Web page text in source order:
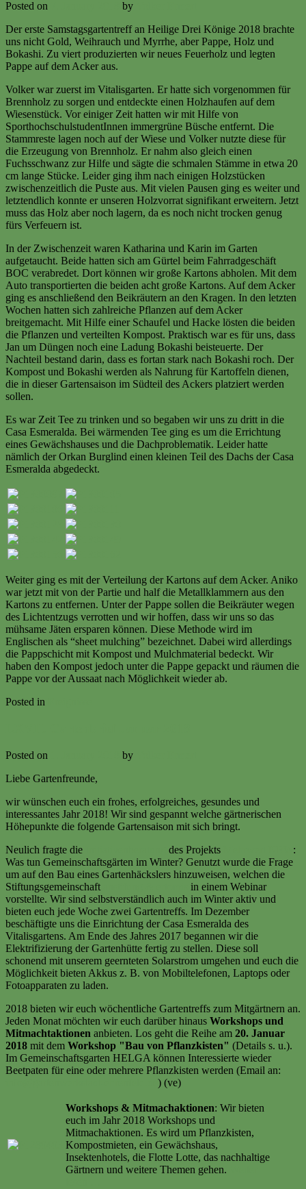
Posted on by
Der erste Samstagsgartentreff an Heilige Drei Könige 2018 brachte
uns nicht Gold, Weihrauch und Myrrhe, aber Pappe, Holz und
Bokashi. Zu viert produzierten wir neues Feuerholz und legten
Pappe auf dem Acker aus.
Volker war zuerst im Vitalisgarten. Er hatte sich vorgenommen für
Brennholz zu sorgen und entdeckte einen Holzhaufen auf dem
Wiesenstück. Vor einiger Zeit hatten wir mit Hilfe von
SporthochschulstudentInnen immergrüne Büsche entfernt. Die
Stammreste lagen noch auf der Wiese und Volker nutzte diese für
die Erzeugung von Brennholz. Er nahm also gleich einen
Fuchsschwanz zur Hilfe und sägte die schmalen Stämme in etwa 20
cm lange Stücke. Leider ging ihm nach einigen Holzstücken
zwischenzeitlich die Puste aus. Mit vielen Pausen ging es weiter und
letztendlich konnte er unseren Holzvorrat signifikant erweitern. Jetzt
muss das Holz aber noch lagern, da es noch nicht trocken genug
fürs Verfeuern ist.
In der Zwischenzeit waren Katharina und Karin im Garten
aufgetaucht. Beide hatten sich am Gürtel beim Fahrradgeschäft
BOC verabredet. Dort können wir große Kartons abholen. Mit dem
Auto transportierten die beiden acht große Kartons. Auf dem Acker
ging es anschließend den Beikräutern an den Kragen. In den letzten
Wochen hatten sich zahlreiche Pflanzen auf dem Acker
breitgemacht. Mit Hilfe einer Schaufel und Hacke lösten die beiden
die Pflanzen und verteilten Kompost. Praktisch war es für uns, dass
Jan um Düngen noch eine Ladung Bokashi beisteuerte. Der
Nachteil bestand darin, dass es fortan stark nach Bokashi roch. Der
Kompost und Bokashi werden als Nahrung für Kartoffeln dienen,
die in dieser Gartensaison im Südteil des Ackers platziert werden
sollen.
Es war Zeit Tee zu trinken und so begaben wir uns zu dritt in die
Casa Esmeralda. Bei wärmenden Tee ging es um die Errichtung
eines Gewächshauses und die Dachproblematik. Leider hatte
nämlich der Orkan Burglind einen kleinen Teil des Dachs der Casa
Esmeralda abgedeckt.
Weiter ging es mit der Verteilung der Kartons auf dem Acker. Aniko
war jetzt mit von der Partie und half die Metallklammern aus den
Kartons zu entfernen. Unter der Pappe sollen die Beikräuter wegen
des Lichtentzugs verrotten und wir hoffen, dass wir uns so das
mühsame Jäten ersparen können. Diese Methode wird im
Englischen als “sheet mulching” bezeichnet. Dabei wird allerdings
die Pappschicht mit Kompost und Mulchmaterial bedeckt. Wir
haben den Kompost jedoch unter die Pappe gepackt und räumen die
Pappe vor der Aussaat nach Möglichkeit wieder ab.
Posted in
Posted on by
Liebe Gartenfreunde,
wir wünschen euch ein frohes, erfolgreiches, gesundes und
interessantes Jahr 2018! Wir sind gespannt welche gärtnerischen
Höhepunkte die folgende Gartensaison mit sich bringt.
Neulich fragte die
des Projekts
:
Was tun Gemeinschaftsgärten im Winter? Genutzt wurde die Frage
um auf den Bau eines Gartenhäckslers hinzuweisen, welchen die
Stiftungsgemeinschaft
in einem Webinar
vorstellte. Wir sind selbstverständlich auch im Winter aktiv und
bieten euch jede Woche zwei Gartentreffs. Im Dezember
beschäftigte uns die Einrichtung der Casa Esmeralda des
Vitalisgartens. Am Ende des Jahres 2017 begannen wir die
Elektrifizierung der Gartenhütte fertig zu stellen. Diese soll
schonend mit unserem geernteten Solarstrom umgehen und euch die
Möglichkeit bieten Akkus z. B. von Mobiltelefonen, Laptops oder
Fotoapparaten zu laden.
2018 bieten wir euch wöchentliche Gartentreffs zum Mitgärtnern an.
Jeden Monat möchten wir euch darüber hinaus Workshops und
Mitmachtaktionen anbieten. Los geht die Reihe am 20. Januar
2018 mit dem Workshop "Bau von Pflanzkisten" (Details s. u.).
Im Gemeinschaftsgarten HELGA können Interessierte wieder
Beetpaten für eine oder mehrere Pflanzkisten werden (Email an:
) (ve)
Workshops & Mitmachaktionen: Wir bieten
euch im Jahr 2018 Workshops und
Mitmachaktionen. Es wird um Pflanzkisten,
Kompostmieten, ein Gewächshaus,
Insektenhotels, die Flotte Lotte, das nachhaltige
Gärtnern und weitere Themen gehen.